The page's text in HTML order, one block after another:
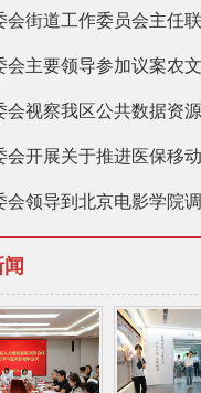
会街道工作委员会主任
会主要领导参加议案农
会视察我区公共数据资
会开展关于推进医保移
会领导到北京电影学院